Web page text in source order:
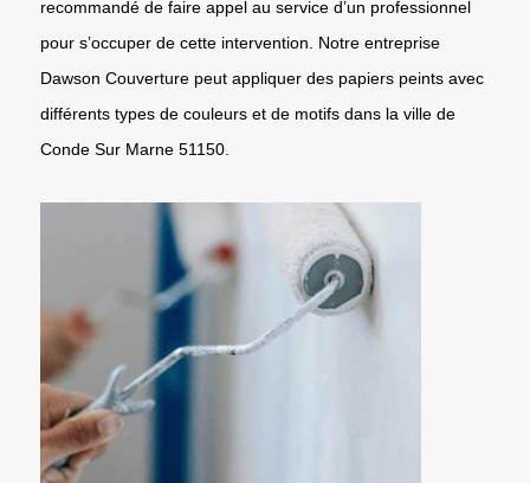
recommandé de faire appel au service d’un professionnel
pour s’occuper de cette intervention. Notre entreprise
Dawson Couverture peut appliquer des papiers peints avec
différents types de couleurs et de motifs dans la ville de
Conde Sur Marne 51150.